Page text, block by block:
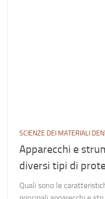
SCIENZE DEI MATERIALI
Apparecchi e
diversi tipi di
Quali sono le